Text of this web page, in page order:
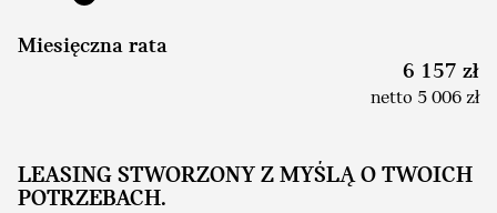
Miesięczna rata
6 157 zł
netto 5 006 zł
LEASING STWORZONY Z MYŚLĄ O TWOICH
POTRZEBACH.